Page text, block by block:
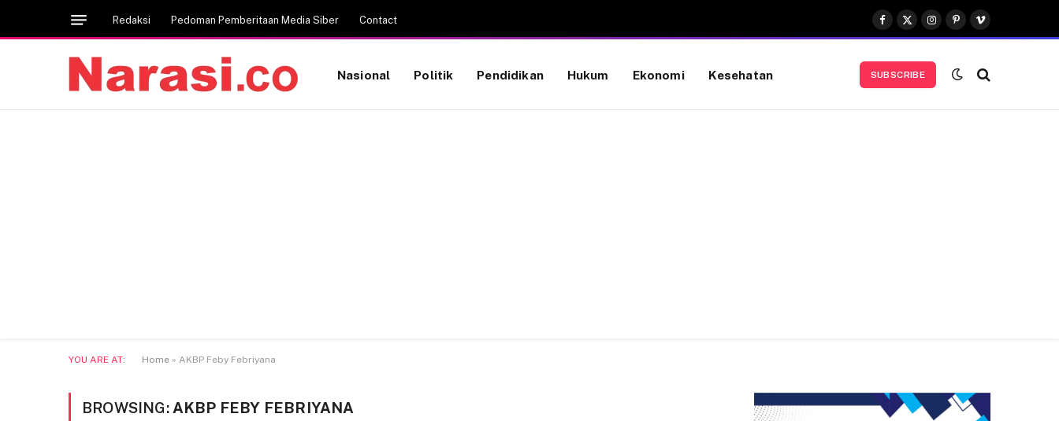
Redaksi Pedoman Pemberitaan Media Siber Contact
Facebook
X
(Twitter)
Instagram
Pinterest
Vimeo
Nasional Politik Pendidikan Hukum Ekonomi Kesehatan SUBSCRIBE
YOU ARE AT: Home » AKBP Feby Febriyana
BROWSING: AKBP FEBY FEBRIYANA